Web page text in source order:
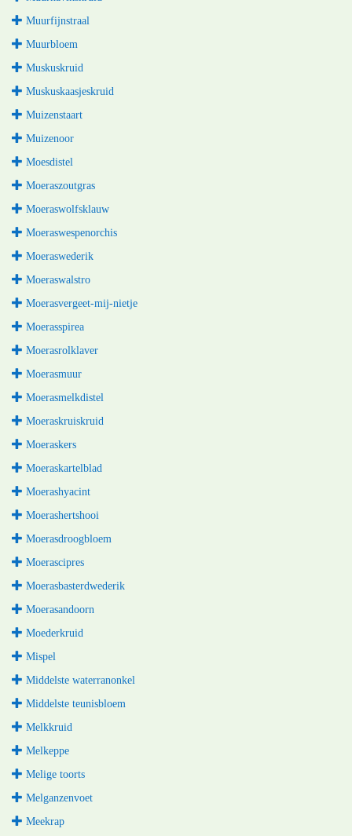
Muurfijnstraal
Muurbloem
Muskuskruid
Muskuskaasjeskruid
Muizenstaart
Muizenoor
Moesdistel
Moeraszoutgras
Moeraswolfsklauw
Moeraswespenorchis
Moeraswederik
Moeraswalstro
Moerasvergeet-mij-nietje
Moerasspirea
Moerasrolklaver
Moerasmuur
Moerasmelkdistel
Moeraskruiskruid
Moeraskers
Moeraskartelblad
Moerashyacint
Moerashertshooi
Moerasdroogbloem
Moerascipres
Moerasbasterdwederik
Moerasandoorn
Moederkruid
Mispel
Middelste waterranonkel
Middelste teunisbloem
Melkkruid
Melkeppe
Melige toorts
Melganzenvoet
Meekrap